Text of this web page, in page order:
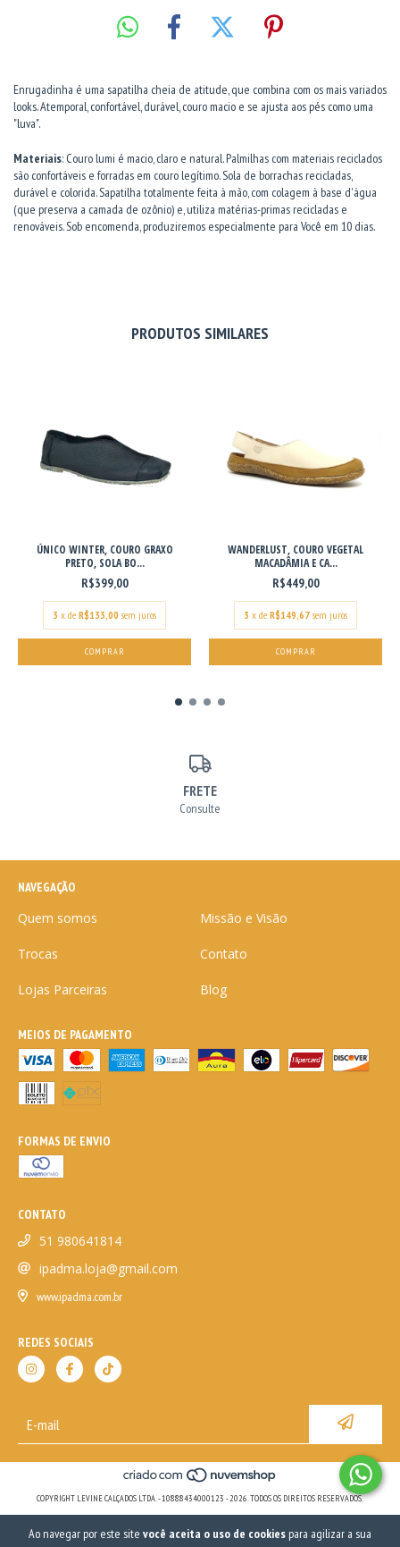
Ao navegar por este site você aceita o uso de cookies para agilizar a sua
Enrugadinha é uma sapatilha cheia de atitude, que combina com os mais variados
looks. Atemporal, confortável, durável, couro macio e se ajusta aos pés como uma
"luva".
Materiais: Couro lumi é macio, claro e natural. Palmilhas com materiais reciclados
são confortáveis e forradas em couro legítimo. Sola de borrachas recicladas,
durável e colorida. Sapatilha totalmente feita à mão, com colagem à base d'água
(que preserva a camada de ozônio) e, utiliza matérias-primas recicladas e
renováveis. Sob encomenda, produziremos especialmente para Você em 10 dias.
PRODUTOS SIMILARES
ÚNICO WINTER, COURO GRAXO
PRETO, SOLA BO...
R$399,00
3 x de R$133,00 sem juros
COMPRAR
WANDERLUST, COURO VEGETAL
MACADÂMIA E CA...
R$449,00
3 x de R$149,67 sem juros
COMPRAR
FRETE
Consulte
NAVEGAÇÃO
Quem somos Missão e Visão
Trocas Contato
Lojas Parceiras Blog
MEIOS DE PAGAMENTO
FORMAS DE ENVIO
CONTATO
51 980641814
ipadma.loja@gmail.com
www.ipadma.com.br
REDES SOCIAIS
COPYRIGHT LEVINE CALÇADOS LTDA. - 10888434000123 - 2026. TODOS OS DIREITOS RESERVADOS.